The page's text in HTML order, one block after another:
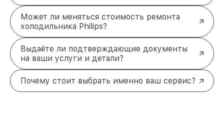
Может ли меняться стоимость ремонта
холодильника Philips?
Выдаёте ли подтверждающие документы
на ваши услуги и детали?
Почему стоит выбрать именно ваш сервис?